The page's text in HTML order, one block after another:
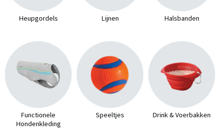
Heupgordels Lijnen Halsbanden
Functionele
Hondenkleding
Speeltjes Drink & Voerbakken